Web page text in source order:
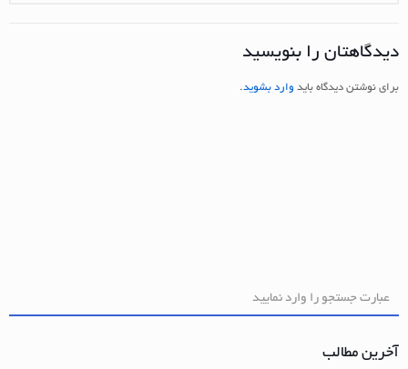
دیدگاهتان را بنویسید
برای نوشتن دیدگاه باید وارد بشوید.
آخرین مطالب